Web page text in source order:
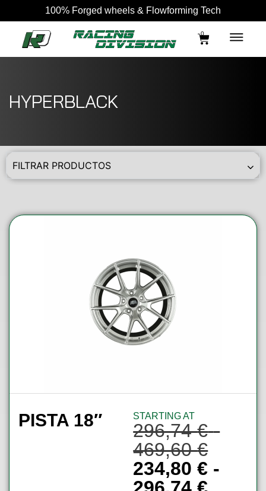
100% Forged wheels & Flowforming Tech
0
HYPERBLACK
FILTRAR PRODUCTOS
PISTA 18″ STARTING AT
296,74€ -
469,60€
234,80€ -